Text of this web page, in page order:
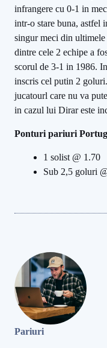
infrangere cu 0-1 in
intr-o stare buna, astfel
singur meci din
dintre cele 2 echipe a
scorul de 3-1 in 1986.
inscris cel putin 2
jucatourl care nu va
in cazul lui Dirar este
Ponturi pariuri
1 solist @ 1.70
Sub 2,5 goluri
Pariuri